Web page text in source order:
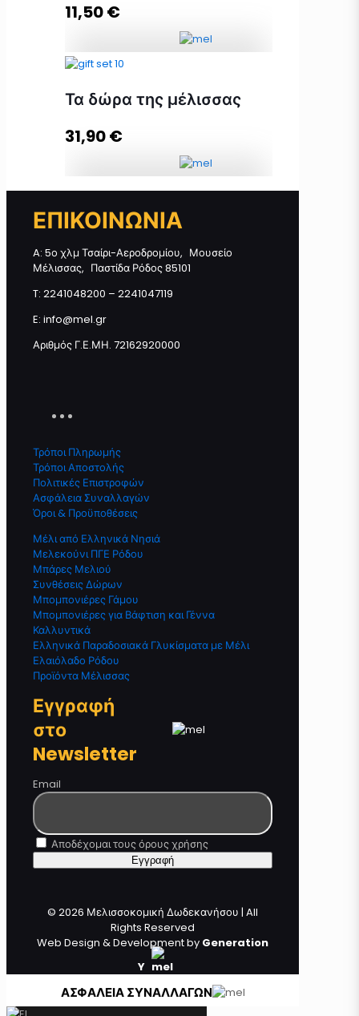
11,50€
ποσότητα
Προσθήκη στο καλάθι
Τα δώρα της μέλισσας
31,90€
Προσθήκη στο καλάθι
ΕΠΙΚΟΙΝΩΝΙΑ
A: 5ο χλμ Τσαίρι-Αεροδρομίου, Μουσείο
Μέλισσας, Παστίδα Ρόδος 85101
T: 2241048200 – 2241047119
E: info@mel.gr
Αριθμός Γ.Ε.ΜΗ. 72162920000
Τρόποι Πληρωμής
Τρόποι Αποστολής
Πολιτικές Επιστροφών
Ασφάλεια Συναλλαγών
Όροι & Προϋποθέσεις
Μέλι από Ελληνικά Νησιά
Μελεκούνι ΠΓΕ Ρόδου
Μπάρες Μελιού
Συνθέσεις Δώρων
Μπομπονιέρες Γάμου
Μπομπονιέρες για Βάφτιση και Γέννα
Καλλυντικά
Ελληνικά Παραδοσιακά Γλυκίσματα με Μέλι
Ελαιόλαδο Ρόδου
Προϊόντα Μέλισσας
Εγγραφή
στο
Newsletter
Email
Αποδέχομαι τους όρους χρήσης
© 2026 Μελισσοκομική Δωδεκανήσου | All
Rights Reserved
Web Design & Development by Generation
Y
ΑΣΦΑΛΕΙΑ ΣΥΝΑΛΛΑΓΩΝ